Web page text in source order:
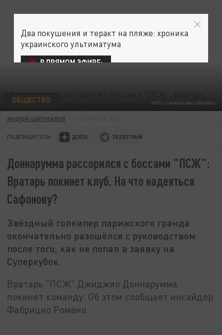
ФОТО: LI MING/GLOBALLOOKPRESS
ОБЩЕСТВО
АНДРЕЙ ШАПОВАЛОВ
ПОДПИШИТЕСЬ:
Доннарумма рассорился с боссами "ПСЖ":
Вратарь покинет клуб. На что надеяться
Сафонову?
Звёздный голкипер парижского гранда
окончательно разошёлся с руководством
после того, как не попал в заявку на
Суперкубок.
Вратарь "ПСЖ" Джиджио Доннарумма
покинет команду. Об этом сообщает инсайдер
Фабрицио Романо.
Два покушения и теракт на пляже: хроника
украинского ультиматума
В ПРЯМОМ ЭФИРЕ: